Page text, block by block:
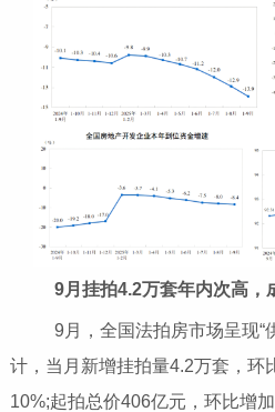
9月挂拍4.2万套年内次高，
9月，全国法拍房市场呈现“
计，当月新增挂拍量4.2万套，环
10%;起拍总价406亿元，环比增